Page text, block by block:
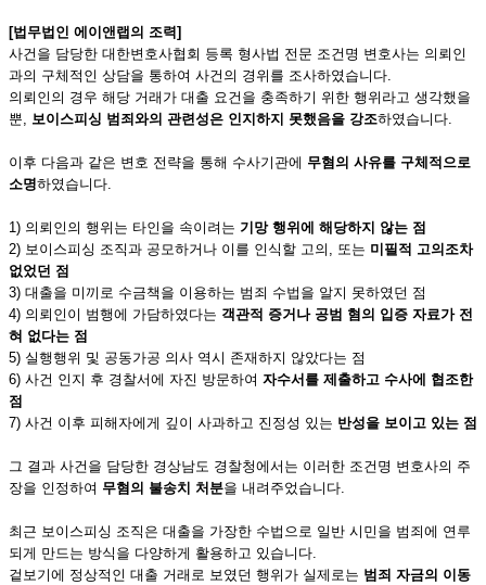
[법무법인 에이앤랩의 조력]
사건을 담당한 대한변호사협회 등록 형사법 전문 조건명 변호사는 의뢰인
과의 구체적인 상담을 통하여 사건의 경위를 조사하였습니다.
의뢰인의 경우 해당 거래가 대출 요건을 충족하기 위한 행위라고 생각했을
뿐, 보이스피싱 범죄와의 관련성은 인지하지 못했음을 강조하였습니다.
이후 다음과 같은 변호 전략을 통해 수사기관에 무혐의 사유를 구체적으로
소명하였습니다.
1) 의뢰인의 행위는 타인을 속이려는 기망 행위에 해당하지 않는 점
2) 보이스피싱 조직과 공모하거나 이를 인식할 고의, 또는 미필적 고의조차
없었던 점
3) 대출을 미끼로 수금책을 이용하는 범죄 수법을 알지 못하였던 점
4) 의뢰인이 범행에 가담하였다는 객관적 증거나 공범 혐의 입증 자료가 전
혀 없다는 점
5) 실행행위 및 공동가공 의사 역시 존재하지 않았다는 점
6) 사건 인지 후 경찰서에 자진 방문하여 자수서를 제출하고 수사에 협조한
점
7) 사건 이후 피해자에게 깊이 사과하고 진정성 있는 반성을 보이고 있는 점
그 결과 사건을 담당한 경상남도 경찰청에서는 이러한 조건명 변호사의 주
장을 인정하여 무혐의 불송치 처분을 내려주었습니다.
최근 보이스피싱 조직은 대출을 가장한 수법으로 일반 시민을 범죄에 연루
되게 만드는 방식을 다양하게 활용하고 있습니다.
겉보기에 정상적인 대출 거래로 보였던 행위가 실제로는 범죄 자금의 이동